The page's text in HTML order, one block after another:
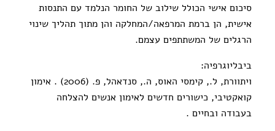
סיכום אישי הכולל שילוב של החומר הנלמד עם התנסות
אישית, הן ברמת המרפאה/המחלקה והן מתוך תהליך שינוי
הרגלים של המשתתפים עצמם.
ביבליוגרפיה:
ויתוורת, ל., קימסי האוס, ה., סנדאהל, פ. (2006) . אימון
קואקטיבי, כישורים חדשים לאימון אנשים להצלחה
בעבודה ובחיים .